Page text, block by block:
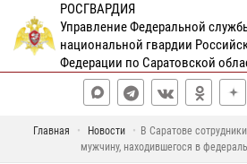
РОСГВАРДИЯ
Управление Федеральной
национальной гвардии
Федерации по Саратовской
Главная Новости
В Саратове
мужчину, находившегося в